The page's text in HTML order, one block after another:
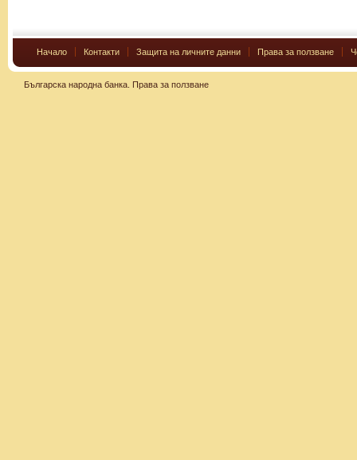
Начало Контакти Защита на личните данни Права за ползване
Българска народна банка. Права за ползване